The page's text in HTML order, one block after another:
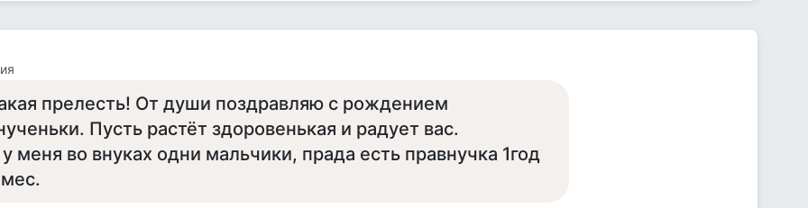
прелесть! От души поздравляю с рождением
Пусть растёт здоровенькая и радует вас.
меня во внуках одни мальчики, прада есть правнучка 1год